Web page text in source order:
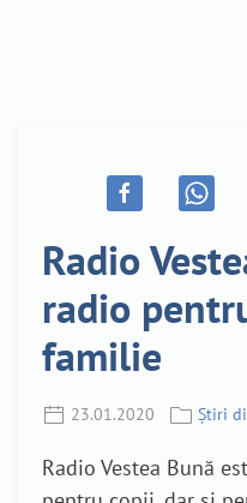
Radio
radio
familie
23.01.2020 Știri
Radio Vestea Bună